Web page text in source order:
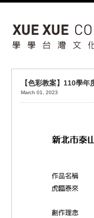
【色彩教案】110學
March 01, 2023